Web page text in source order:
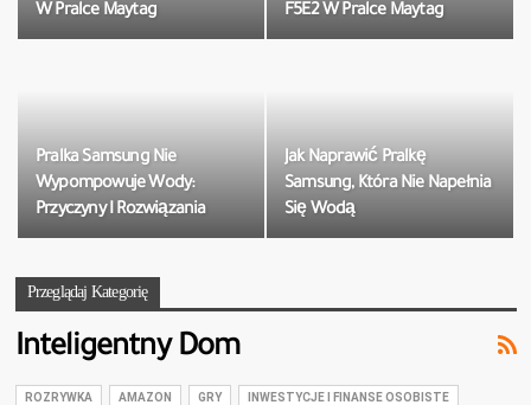
W Pralce Maytag
F5E2 W Pralce Maytag
Pralka Samsung Nie
Wypompowuje Wody:
Przyczyny I Rozwiązania
Jak Naprawić Pralkę
Samsung, Która Nie Napełnia
Się Wodą
Przeglądaj Kategorię
Inteligentny Dom
ROZRYWKA AMAZON GRY INWESTYCJE I FINANSE OSOBISTE